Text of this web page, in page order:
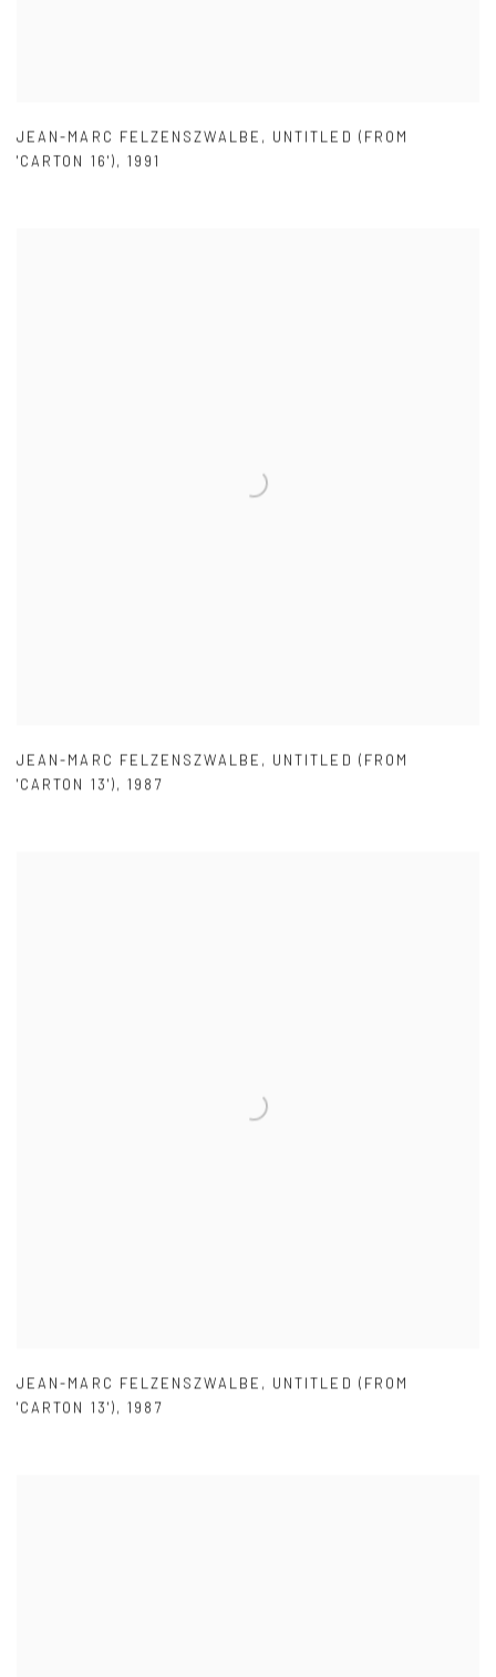
JEAN-MARC FELZENSZWALBE , UNTITLED (FROM
'CARTON 16'),1991
JEAN-MARC FELZENSZWALBE , UNTITLED (FROM
'CARTON 13'),1987
JEAN-MARC FELZENSZWALBE , UNTITLED (FROM
'CARTON 13'),1987